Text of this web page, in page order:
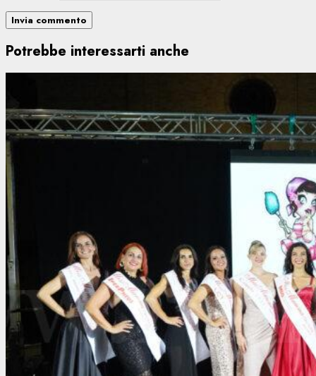
Potrebbe interessarti anche